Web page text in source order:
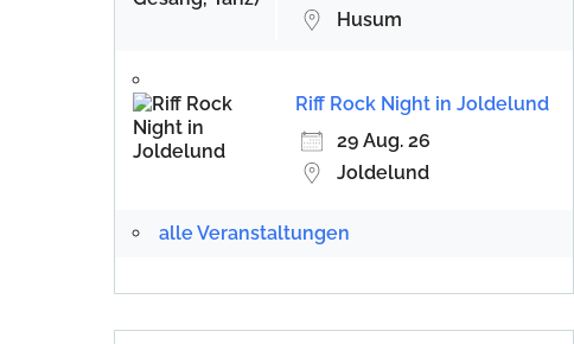
Husum
Riff Rock Night in Joldelund
29 Aug. 26
Joldelund
alle Veranstaltungen